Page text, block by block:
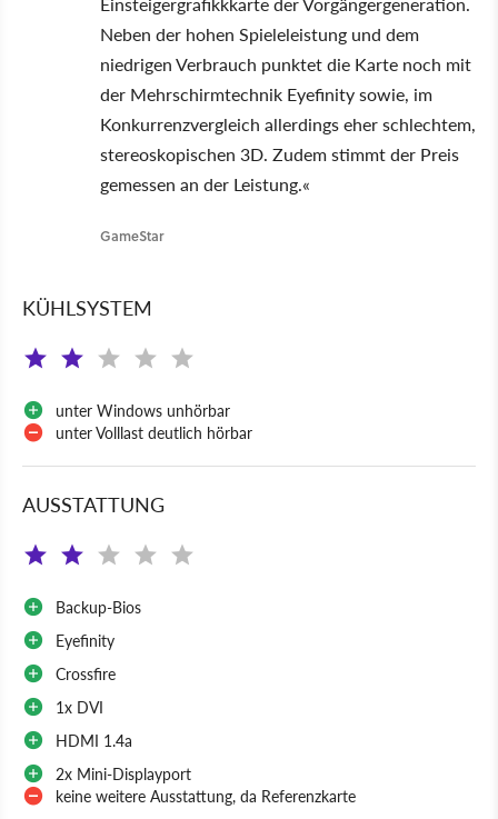
Neben der hohen Spieleleistung und dem
niedrigen Verbrauch punktet die Karte noch mit
der Mehrschirmtechnik Eyefinity sowie, im
Konkurrenzvergleich allerdings eher schlechtem,
stereoskopischen 3D. Zudem stimmt der Preis
gemessen an der Leistung.«
GameStar
KÜHLSYSTEM
unter Windows unhörbar
unter Volllast deutlich hörbar
AUSSTATTUNG
Backup-Bios
Eyefinity
Crossfire
1x DVI
HDMI 1.4a
2x Mini-Displayport
keine weitere Ausstattung, da Referenzkarte